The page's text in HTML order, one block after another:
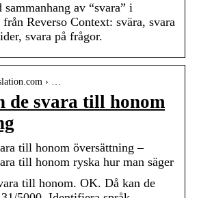
av “svara” i
från Reverso Context: svära, svara
svara på frågor.
› …
de svara till honom
till honom översättning –
till honom ryska hur man säger
till honom. OK. Då kan de